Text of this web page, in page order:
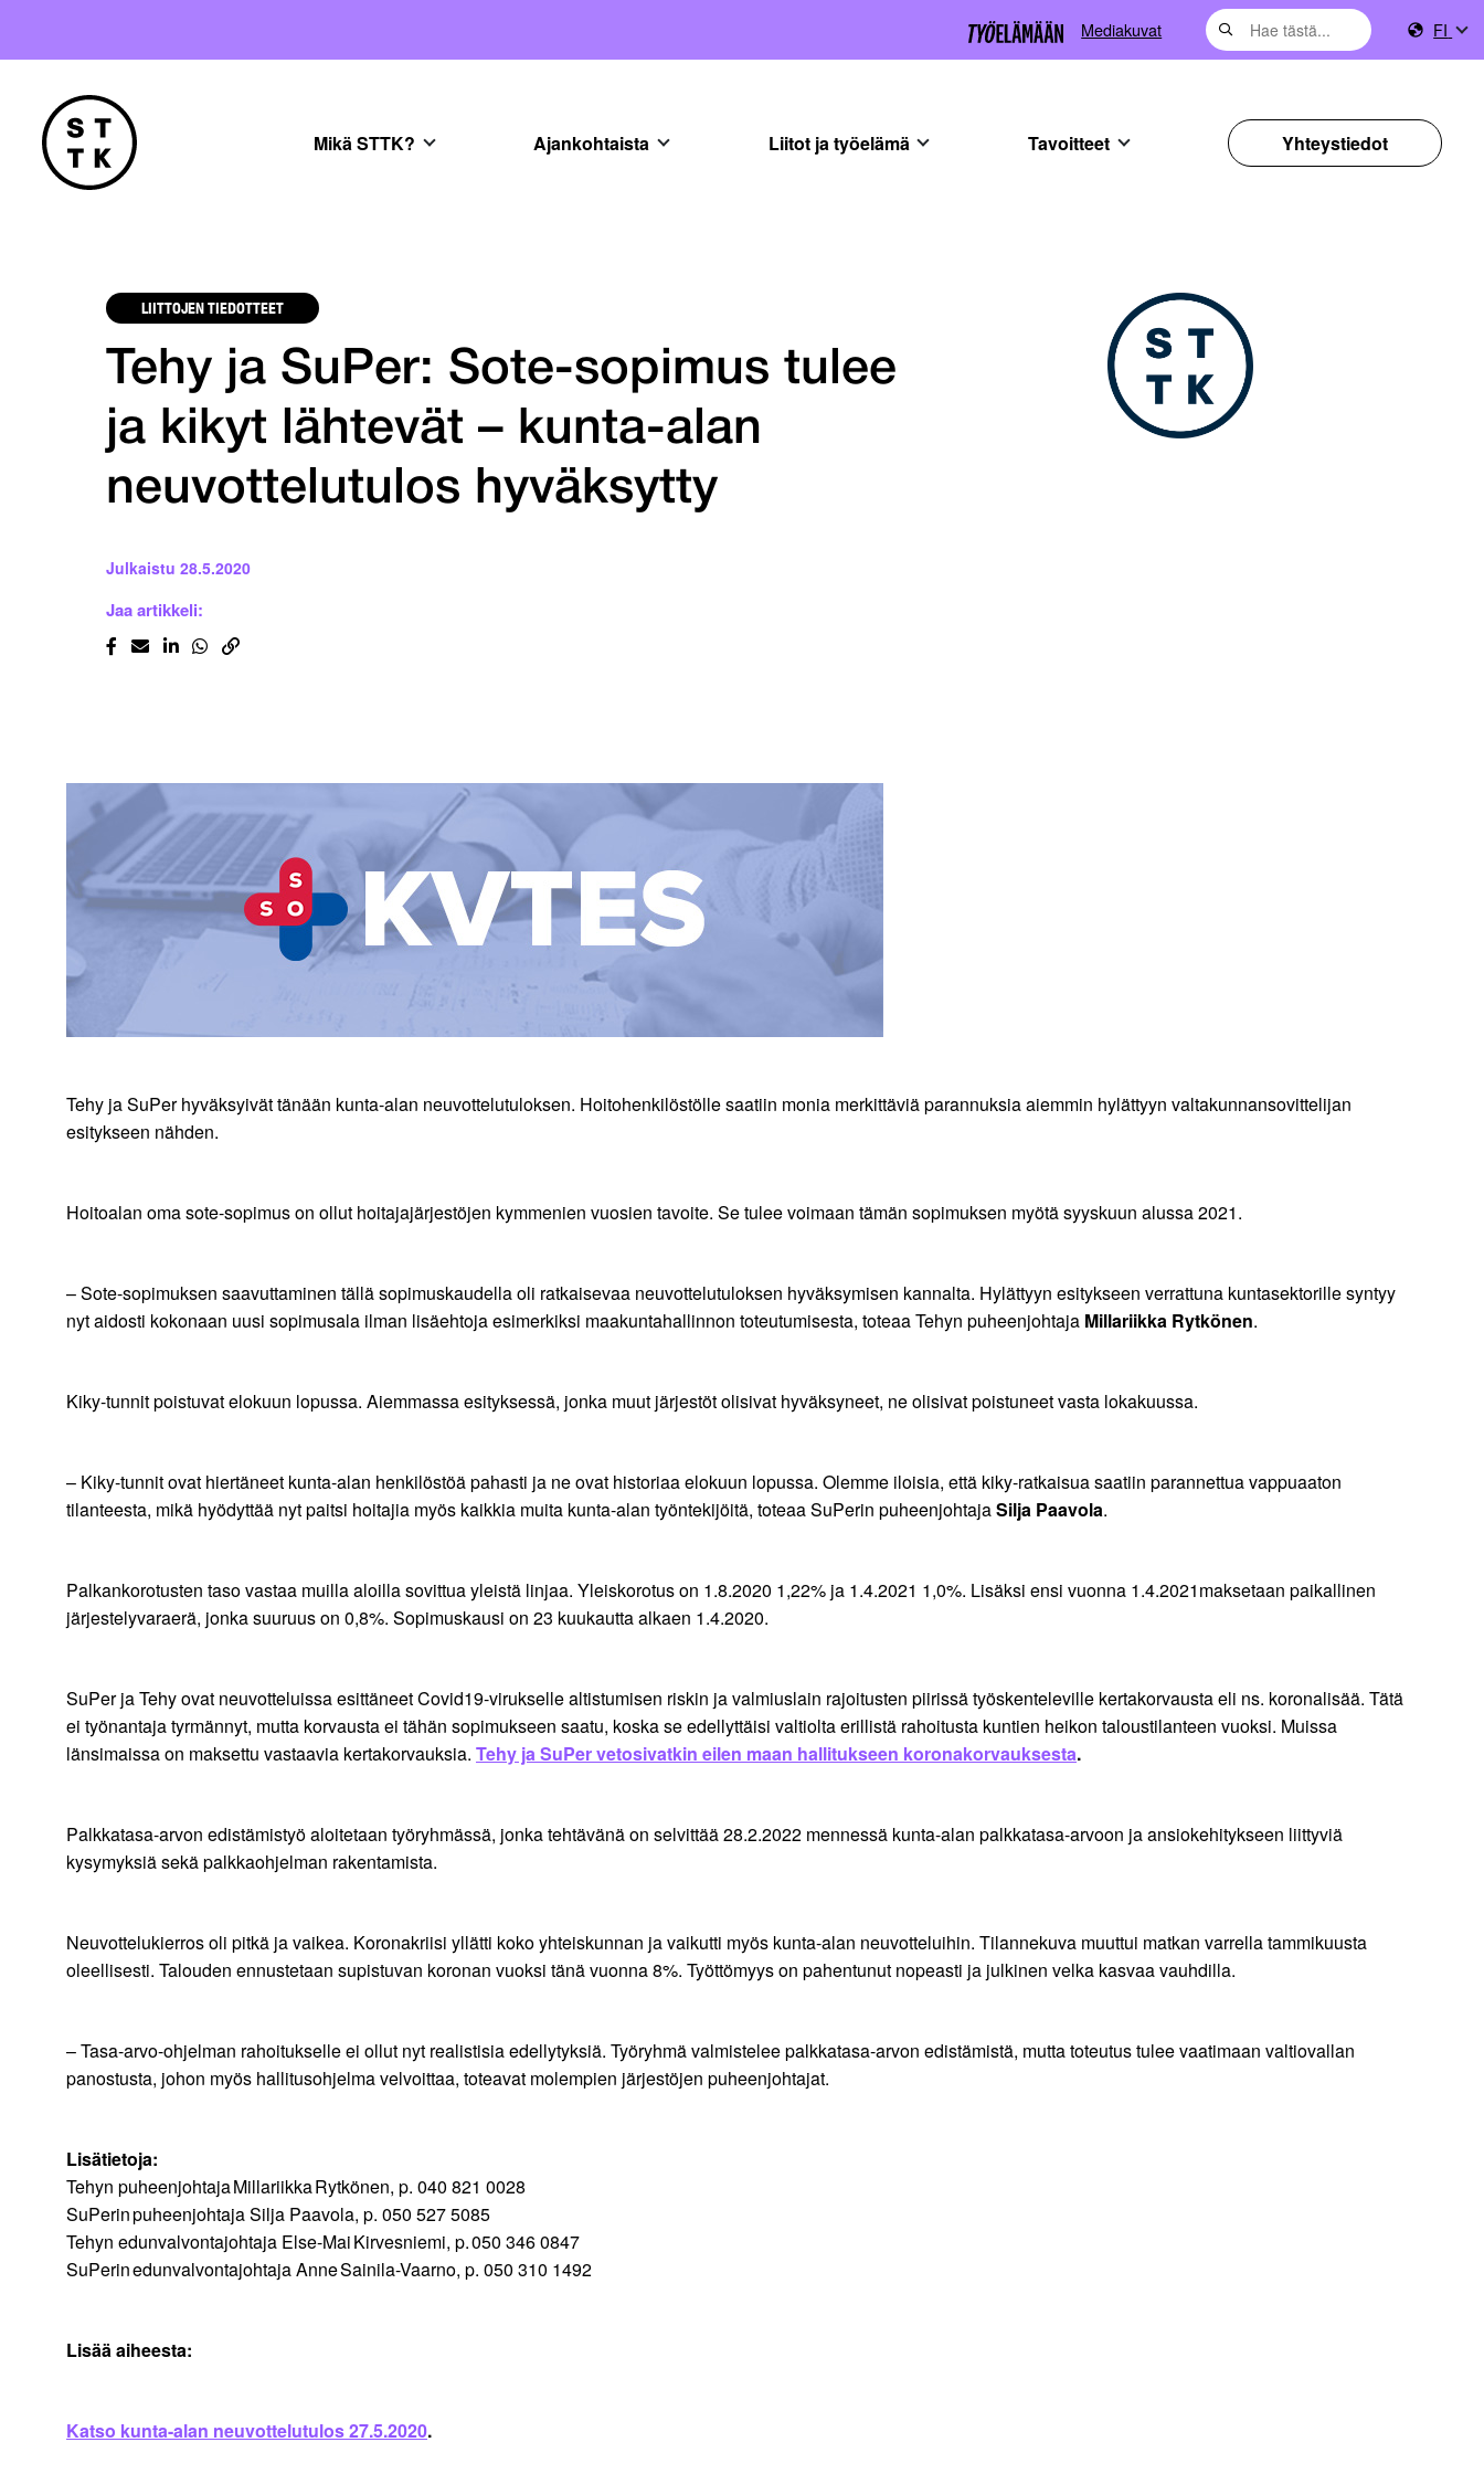
Mediakuvat FI
Mikä STTK? Ajankohtaista Liitot ja työelämä Tavoitteet Yhteystiedot
LIITTOJEN TIEDOTTEET
Tehy ja SuPer: Sote-sopimus tulee
ja kikyt lähtevät – kunta-alan
neuvottelutulos hyväksytty
Julkaistu 28.5.2020
Jaa artikkeli:
Tehy ja SuPer hyväksyivät tänään kunta-alan neuvottelutuloksen. Hoitohenkilöstölle saatiin monia merkittäviä parannuksia aiemmin hylättyyn valtakunnansovittelijan
esitykseen nähden.
Hoitoalan oma sote-sopimus on ollut hoitajajärjestöjen kymmenien vuosien tavoite. Se tulee voimaan tämän sopimuksen myötä syyskuun alussa 2021.
– Sote-sopimuksen saavuttaminen tällä sopimuskaudella oli ratkaisevaa neuvottelutuloksen hyväksymisen kannalta. Hylättyyn esitykseen verrattuna kuntasektorille syntyy
nyt aidosti kokonaan uusi sopimusala ilman lisäehtoja esimerkiksi maakuntahallinnon toteutumisesta, toteaa Tehyn puheenjohtaja Millariikka Rytkönen.
Kiky-tunnit poistuvat elokuun lopussa. Aiemmassa esityksessä, jonka muut järjestöt olisivat hyväksyneet, ne olisivat poistuneet vasta lokakuussa.
– Kiky-tunnit ovat hiertäneet kunta-alan henkilöstöä pahasti ja ne ovat historiaa elokuun lopussa. Olemme iloisia, että kiky-ratkaisua saatiin parannettua vappuaaton
tilanteesta, mikä hyödyttää nyt paitsi hoitajia myös kaikkia muita kunta-alan työntekijöitä, toteaa SuPerin puheenjohtajaSilja Paavola.
Palkankorotusten taso vastaa muilla aloilla sovittua yleistä linjaa. Yleiskorotus on 1.8.2020 1,22% ja 1.4.2021 1,0%. Lisäksi ensi vuonna 1.4.2021maksetaan paikallinen
järjestelyvaraerä, jonka suuruus on 0,8%. Sopimuskausi on 23 kuukautta alkaen 1.4.2020.
SuPer ja Tehy ovat neuvotteluissa esittäneet Covid19-virukselle altistumisen riskin ja valmiuslain rajoitusten piirissä työskenteleville kertakorvausta eli ns. koronalisää. Tätä
ei työnantaja tyrmännyt, mutta korvausta ei tähän sopimukseen saatu, koska se edellyttäisi valtiolta erillistä rahoitusta kuntien heikon taloustilanteen vuoksi. Muissa
länsimaissa on maksettu vastaavia kertakorvauksia. Tehy ja SuPer vetosivatkin eilen maan hallitukseen koronakorvauksesta.
Palkkatasa-arvon edistämistyö aloitetaan työryhmässä, jonka tehtävänä on selvittää 28.2.2022 mennessä kunta-alan palkkatasa-arvoon ja ansiokehitykseen liittyviä
kysymyksiä sekä palkkaohjelman rakentamista.
Neuvottelukierros oli pitkä ja vaikea. Koronakriisi yllätti koko yhteiskunnan ja vaikutti myös kunta-alan neuvotteluihin. Tilannekuva muuttui matkan varrella tammikuusta
oleellisesti. Talouden ennustetaan supistuvan koronan vuoksi tänä vuonna 8%. Työttömyys on pahentunut nopeasti ja julkinen velka kasvaa vauhdilla.
– Tasa-arvo-ohjelman rahoitukselle ei ollut nyt realistisia edellytyksiä. Työryhmä valmistelee palkkatasa-arvon edistämistä, mutta toteutus tulee vaatimaan valtiovallan
panostusta, johon myös hallitusohjelma velvoittaa, toteavat molempien järjestöjen puheenjohtajat.
Lisätietoja:
Tehyn puheenjohtaja Millariikka Rytkönen, p. 040 821 0028
SuPerin puheenjohtaja Silja Paavola, p. 050 527 5085
Tehyn edunvalvontajohtaja Else-Mai Kirvesniemi, p. 050 346 0847
SuPerin edunvalvontajohtaja Anne Sainila-Vaarno, p. 050 310 1492
Lisää aiheesta:
Katso kunta-alan neuvottelutulos 27.5.2020.